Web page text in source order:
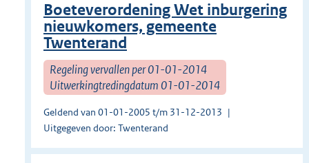
Boeteverordening Wet inburgering
nieuwkomers, gemeente
Twenterand
Regeling vervallen per 01-01-2014
Uitwerkingtredingdatum 01-01-2014
Geldend van 01-01-2005 t/m 31-12-2013
Uitgegeven door: Twenterand